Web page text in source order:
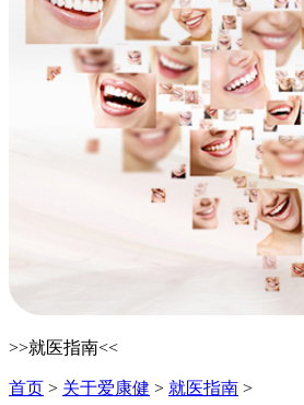
>>就医指南<<
首页 > 关于爱康健 > 就医指南 >